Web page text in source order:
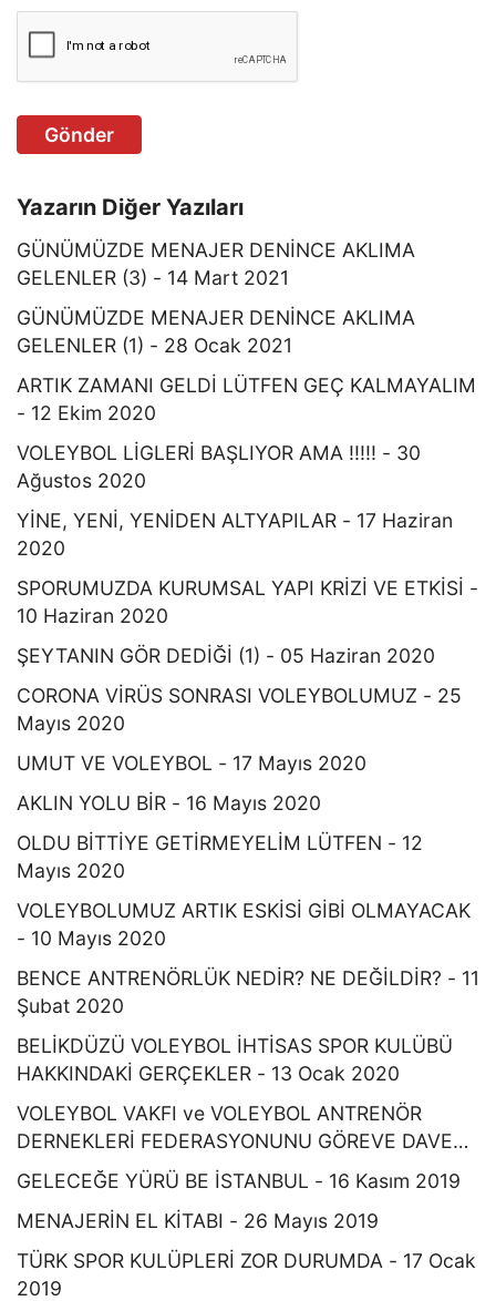
Gönder
Yazarın Diğer Yazıları
GÜNÜMÜZDE MENAJER DENİNCE AKLIMA
GELENLER (3) - 14 Mart 2021
GÜNÜMÜZDE MENAJER DENİNCE AKLIMA
GELENLER (1) - 28 Ocak 2021
ARTIK ZAMANI GELDİ LÜTFEN GEÇ KALMAYALIM
- 12 Ekim 2020
VOLEYBOL LİGLERİ BAŞLIYOR AMA !!!!! - 30
Ağustos 2020
YİNE, YENİ, YENİDEN ALTYAPILAR - 17 Haziran
2020
SPORUMUZDA KURUMSAL YAPI KRİZİ VE ETKİSİ -
10 Haziran 2020
ŞEYTANIN GÖR DEDİĞİ (1) - 05 Haziran 2020
CORONA VİRÜS SONRASI VOLEYBOLUMUZ - 25
Mayıs 2020
UMUT VE VOLEYBOL - 17 Mayıs 2020
AKLIN YOLU BİR - 16 Mayıs 2020
OLDU BİTTİYE GETİRMEYELİM LÜTFEN - 12
Mayıs 2020
VOLEYBOLUMUZ ARTIK ESKİSİ GİBİ OLMAYACAK
- 10 Mayıs 2020
BENCE ANTRENÖRLÜK NEDİR? NE DEĞİLDİR? - 11
Şubat 2020
BELİKDÜZÜ VOLEYBOL İHTİSAS SPOR KULÜBÜ
HAKKINDAKİ GERÇEKLER - 13 Ocak 2020
VOLEYBOL VAKFI ve VOLEYBOL ANTRENÖR
DERNEKLERİ FEDERASYONUNU GÖREVE DAVET -
25 Aralık 2019
GELECEĞE YÜRÜ BE İSTANBUL - 16 Kasım 2019
MENAJERİN EL KİTABI - 26 Mayıs 2019
TÜRK SPOR KULÜPLERİ ZOR DURUMDA - 17 Ocak
2019